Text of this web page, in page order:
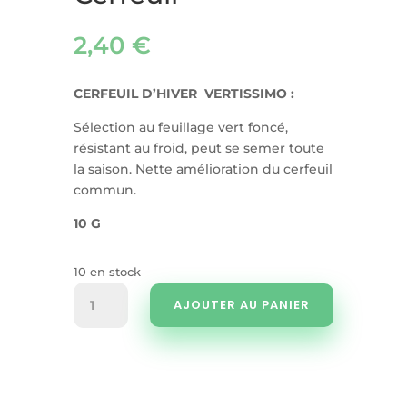
2,40 €
CERFEUIL D’HIVER VERTISSIMO :
Sélection au feuillage vert foncé,
résistant au froid, peut se semer toute
la saison. Nette amélioration du cerfeuil
commun.
10 G
10 en stock
AJOUTER AU PANIER